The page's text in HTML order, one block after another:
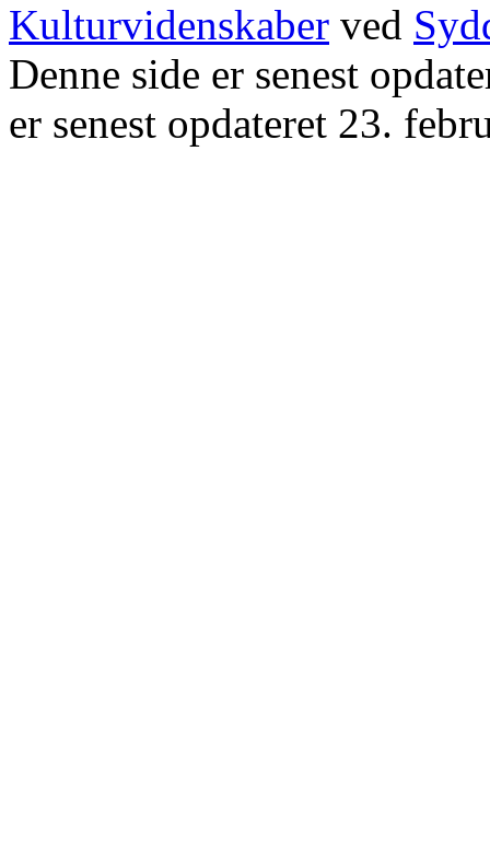
Kulturvidenskaber ved
Denne side er senest
er senest opdateret 23.